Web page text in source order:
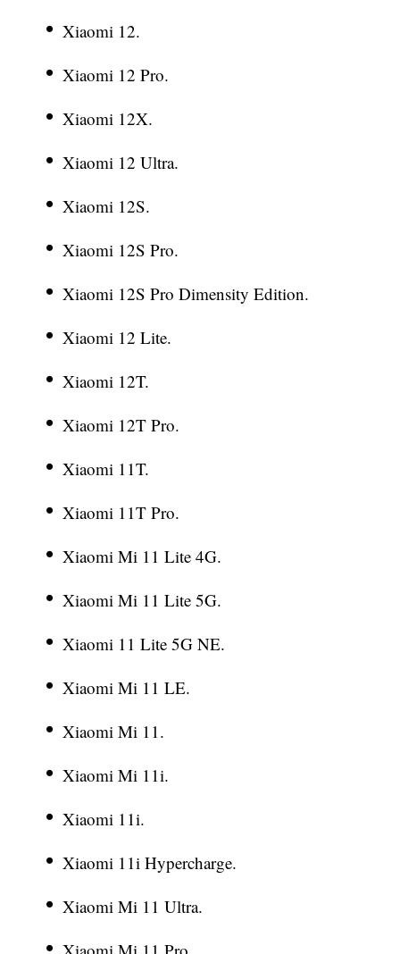
Xiaomi 12.
Xiaomi 12 Pro.
Xiaomi 12X.
Xiaomi 12 Ultra.
Xiaomi 12S.
Xiaomi 12S Pro.
Xiaomi 12S Pro Dimensity Edition.
Xiaomi 12 Lite.
Xiaomi 12T.
Xiaomi 12T Pro.
Xiaomi 11T.
Xiaomi 11T Pro.
Xiaomi Mi 11 Lite 4G.
Xiaomi Mi 11 Lite 5G.
Xiaomi 11 Lite 5G NE.
Xiaomi Mi 11 LE.
Xiaomi Mi 11.
Xiaomi Mi 11i.
Xiaomi 11i.
Xiaomi 11i Hypercharge.
Xiaomi Mi 11 Ultra.